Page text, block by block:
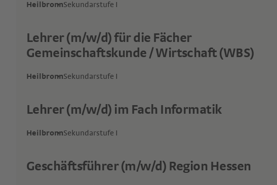
HeilbronnSekundarstufe I
Lehrer (m/w/d) für die Fächer
Gemeinschaftskunde / Wirtschaft (WBS)
HeilbronnSekundarstufe I
Lehrer (m/w/d) im Fach Informatik
HeilbronnSekundarstufe I
Geschäftsführer (m/w/d) Region Hessen